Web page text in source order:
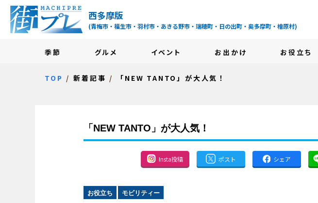
街プレ -東京・西多摩の地域情報サイト-
西多摩版
(青梅市・福生市・羽村市・あきる野市・瑞穂町・日の出町・奥多摩町・檜原村)
季節 グルメ イベント お出かけ お役立ち
TOP 新着記事 「NEW TANTO」が大人気！
「NEW TANTO」が大人気！
Insta投稿 ポスト シェア
お役立ち モビリティー